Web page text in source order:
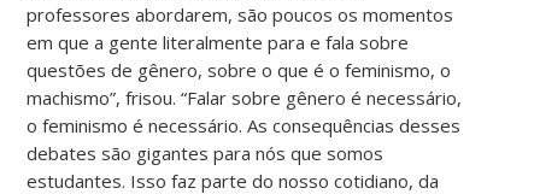
professores abordarem, são poucos os momentos
em que a gente literalmente para e fala sobre
questões de gênero, sobre o que é o feminismo, o
machismo”, frisou. “Falar sobre gênero é necessário,
o feminismo é necessário. As consequências desses
debates são gigantes para nós que somos
estudantes. Isso faz parte do nosso cotidiano, da